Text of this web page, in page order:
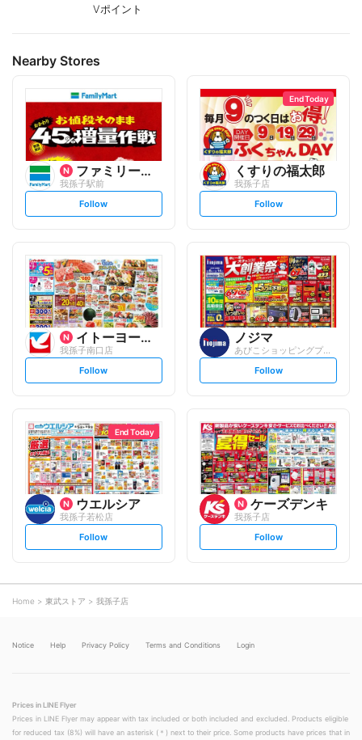
Vポイント
Nearby Stores
ファミリーマート
我孫子駅前
s
t
o
w
Follow
End Today
くすりの福太郎
我孫子店
s
t
l
o
w
Follow
イトーヨーカ堂
我孫子南口店
s
t
l
o
w
Follow
ノジマ
あびこショッピングプラザ店
s
t
l
o
w
Follow
End Today
ウエルシア
我孫子若松店
s
t
o
w
Follow
ケーズデンキ
我孫子店
s
t
Follow
Home 東武ストア 我孫子店
Notice Help Privacy Policy Terms and Conditions Login
Prices in LINE Flyer
Prices in LINE Flyer may appear with tax included or both included and excluded. Products eligible
for reduced tax (8%) will have an asterisk (＊) next to their price. Some products have prices that in